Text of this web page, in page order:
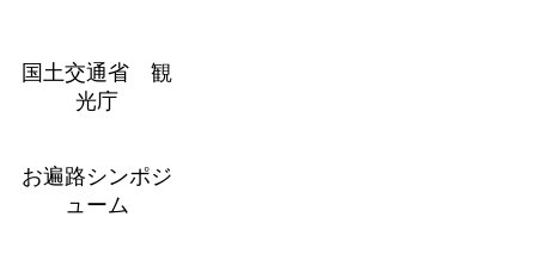
国土交通省 観
光庁
お遍路シンポジ
ューム